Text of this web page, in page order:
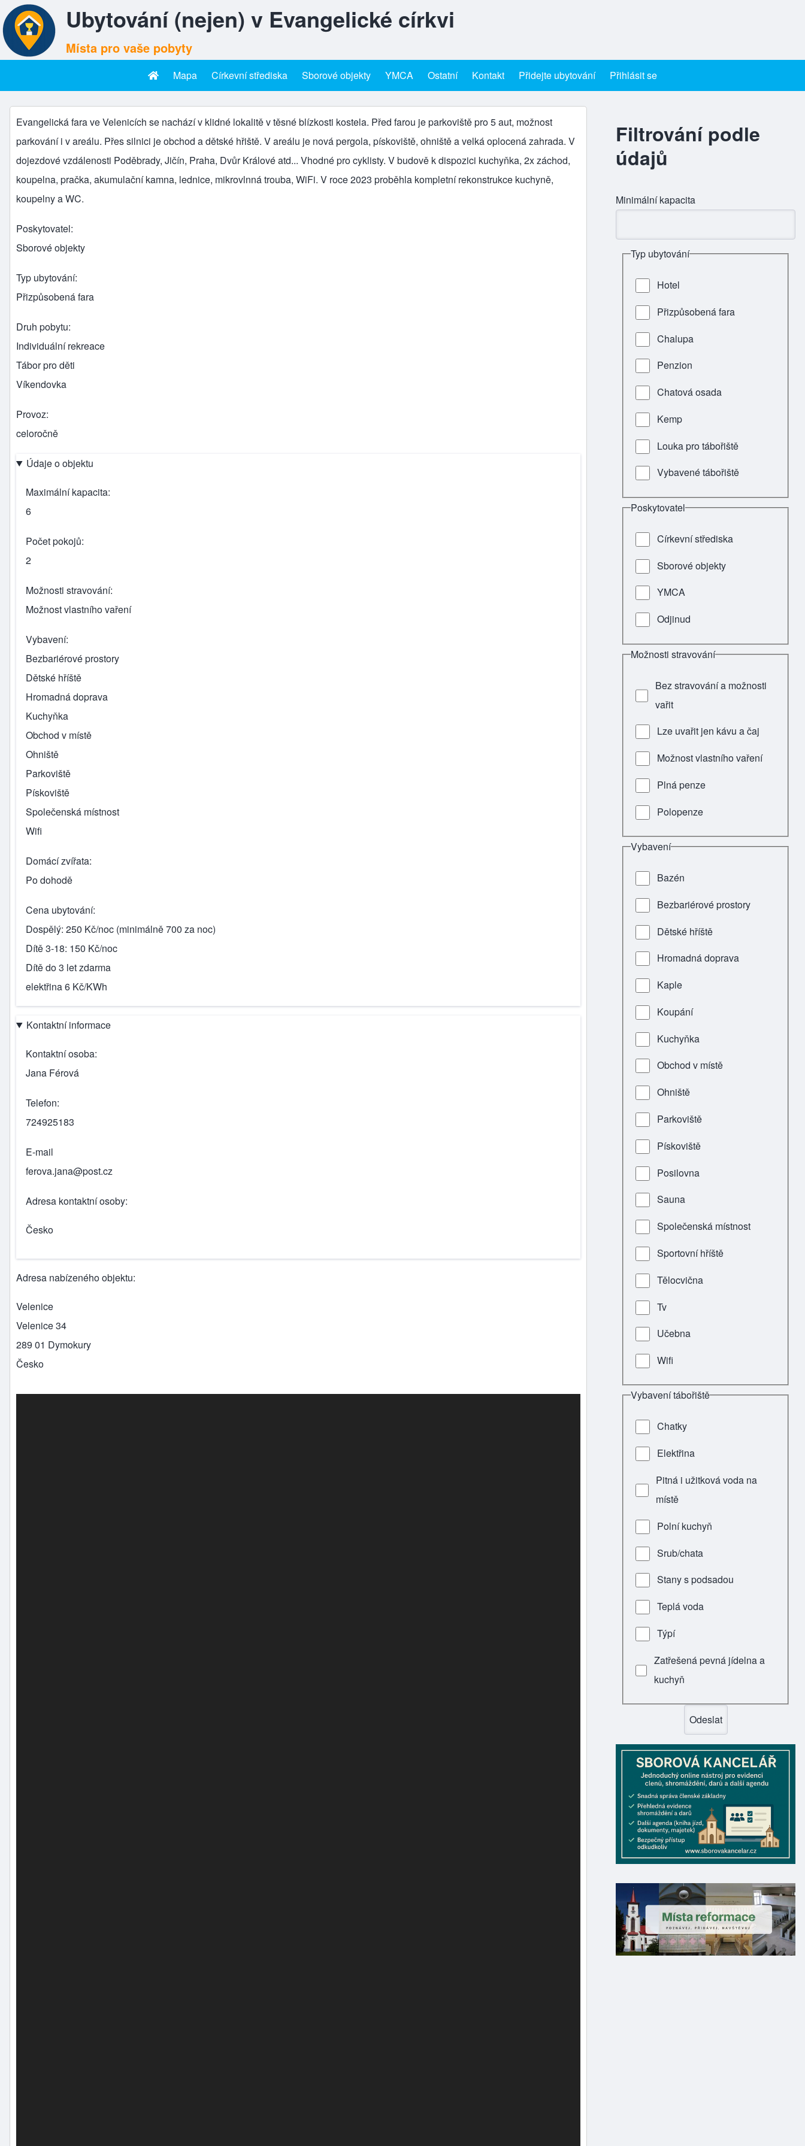
Ubytování (nejen) v Evangelické církvi
Místa pro vaše pobyty
Hlavní menu Mapa Církevní střediska Sborové objekty YMCA Ostatní Kontakt Přidejte ubytování Přihlásit se
Velenice
Evangelická fara ve Velenicích se nachází v klidné lokalitě v těsné blízkosti kostela. Před farou je parkoviště pro 5 aut, možnost
parkování i v areálu. Přes silnici je obchod a dětské hřiště. V areálu je nová pergola, pískoviště, ohniště a velká oplocená zahrada. V
dojezdové vzdálenosti Poděbrady, Jičín, Praha, Dvůr Králové atd... Vhodné pro cyklisty. V budově k dispozici kuchyňka, 2x záchod,
koupelna, pračka, akumulační kamna, lednice, mikrovlnná trouba, WiFi. V roce 2023 proběhla kompletní rekonstrukce kuchyně,
koupelny a WC.
Poskytovatel
Sborové objekty
Typ ubytování
Přizpůsobená fara
Druh pobytu
Individuální rekreace
Tábor pro děti
Víkendovka
Provoz
celoročně
Údaje o objektu
Maximální kapacita
6
Počet pokojů
2
Možnosti stravování
Možnost vlastního vaření
Vybavení
Bezbariérové prostory
Dětské hříště
Hromadná doprava
Kuchyňka
Obchod v místě
Ohniště
Parkoviště
Pískoviště
Společenská místnost
Wifi
Domácí zvířata
Po dohodě
Cena ubytování
Dospělý: 250 Kč/noc (minimálně 700 za noc)
Dítě 3-18: 150 Kč/noc
Dítě do 3 let zdarma
elektřina 6 Kč/KWh
Kontaktní informace
Kontaktní osoba
Jana Férová
Telefon
724925183
E-mail
ferova.jana@post.cz
Adresa kontaktní osoby
Česko
Adresa nabízeného objektu
Velenice
Velenice 34
289 01 Dymokury
Česko
Filtrování podle
údajů
Minimální kapacita
Typ ubytování
Hotel
Přizpůsobená fara
Chalupa
Penzion
Chatová osada
Kemp
Louka pro tábořiště
Vybavené tábořiště
Poskytovatel
Církevní střediska
Sborové objekty
YMCA
Odjinud
Možnosti stravování
Bez stravování a možnosti
vařit
Lze uvařit jen kávu a čaj
Možnost vlastního vaření
Plná penze
Polopenze
Vybavení
Bazén
Bezbariérové prostory
Dětské hříště
Hromadná doprava
Kaple
Koupání
Kuchyňka
Obchod v místě
Ohniště
Parkoviště
Pískoviště
Posilovna
Sauna
Společenská místnost
Sportovní hříště
Tělocvična
Tv
Učebna
Wifi
Vybavení tábořiště
Chatky
Elektřina
Pitná i užitková voda na
místě
Polní kuchyň
Srub/chata
Stany s podsadou
Teplá voda
Týpí
Zatřešená pevná jídelna a
kuchyň